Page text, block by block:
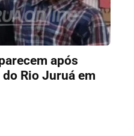
após
Rio Juruá em